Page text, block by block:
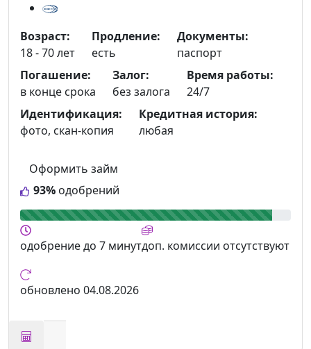
93% одобрений
Оформить займ
Возраст:
18 - 70 лет
Продление:
есть
Документы:
паспорт
Погашение:
в конце срока
Залог:
без залога
Время работы:
24/7
Идентификация:
фото, скан-копия
Кредитная история:
любая
одобрениедо 7 минутдоп. комиссии отсутствуют
обновлено 04.08.2026